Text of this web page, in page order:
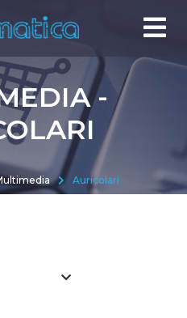
-
Auricolari